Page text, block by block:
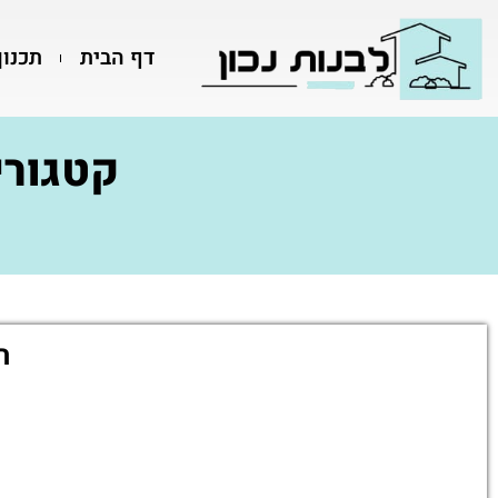
דף הבית